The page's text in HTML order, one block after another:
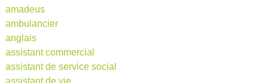
amadeus
ambulancier
anglais
assistant commercial
assistant de service social
assistant de vie